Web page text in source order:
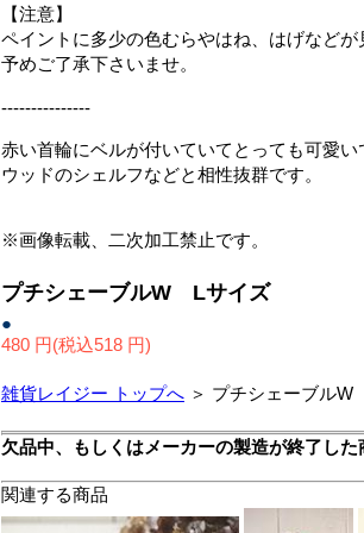
【注意】
ペイントに多少の色むらやはね、はげなど
予めご了承下さいませ。
---------------
赤い首輪にベルが付いていてとっても可愛い
ウッドのシェルフなどと相性抜群です。
※画像転載、二次加工禁止です。
プチシェーブルW Lサイズ
●
480 円(税込518 円)
雑貨レイジー トップへ ＞ プチシェーブル
欠品中、もしくはメーカーの製造が終了した
関連する商品